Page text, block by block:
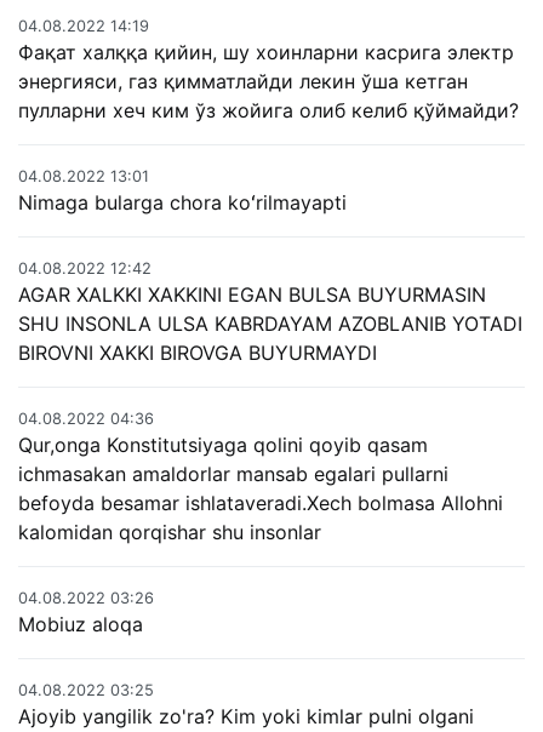
04.08.2022 14:19
Фақат халққа қийин, шу хоинларни касрига электр
энергияси, газ қимматлайди лекин ўша кетган
пулларни хеч ким ўз жойига олиб келиб қўймайди?
04.08.2022 13:01
Nimaga bularga chora koʻrilmayapti
04.08.2022 12:42
AGAR XALKKI XAKKINI EGAN BULSA BUYURMASIN
SHU INSONLA ULSA KABRDAYAM AZOBLANIB YOTADI
BIROVNI XAKKI BIROVGA BUYURMAYDI
04.08.2022 04:36
Qur,onga Konstitutsiyaga qolini qoyib qasam
ichmasakan amaldorlar mansab egalari pullarni
befoyda besamar ishlataveradi.Xech bolmasa Allohni
kalomidan qorqishar shu insonlar
04.08.2022 03:26
Mobiuz aloqa
04.08.2022 03:25
Ajoyib yangilik zo'ra? Kim yoki kimlar pulni olgani